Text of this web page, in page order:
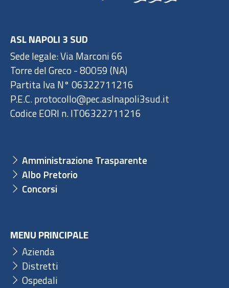
ASL NAPOLI 3 SUD
Sede legale: Via Marconi 66
Torre del Greco - 80059 (NA)
Partita Iva N° 06322711216
P.E.C. protocollo@pec.aslnapoli3sud.it
Codice EORI n. IT06322711216
Amministrazione Trasparente
Albo Pretorio
Concorsi
MENU PRINCIPALE
Azienda
Distretti
Ospedali